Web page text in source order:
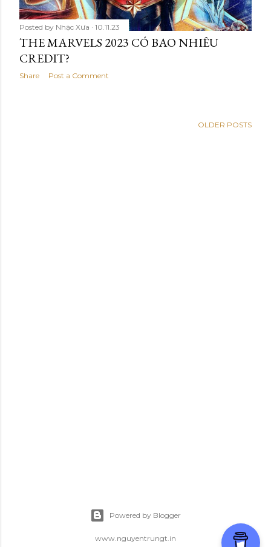
Posted by Nhạc Xưa 10.11.23
THE MARVELS 2023 CÓ BAO NHIÊU
CREDIT?
Share Post a Comment
OLDER POSTS
Powered by Blogger
www.nguyentrungt.in